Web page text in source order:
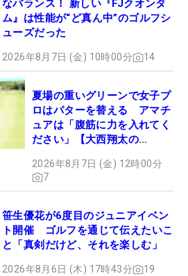
なバランス！ 新しい『FJクオンタ
ム』は性能が“ど真ん中”のゴルフシ
ューズだった
2026年8月7日 (金) 10時00分 14
夏場の重いグリーンで女子プ
ロはパターを替える アマチ
ュアは「腹筋に力を入れてく
ださい」【大西翔太の
2026年8月7日 (金) 12時00分
7
笹生優花が6度目のジュニアイベン
ト開催 ゴルフを通じて伝えたいこ
と「真剣だけど、それを楽しむ」
2026年8月6日 (木) 17時43分 19